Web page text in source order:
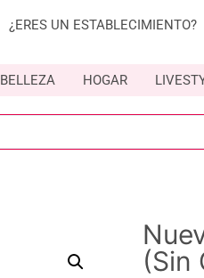
¿ERES UN ESTABLECIMIENTO?
BELLEZA HOGAR
(Sin